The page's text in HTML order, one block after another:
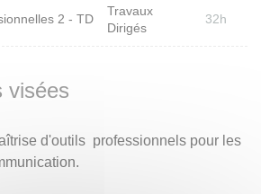
2 - TD
Travaux
Dirigés
32h
visées
d'outils professionnels pour les